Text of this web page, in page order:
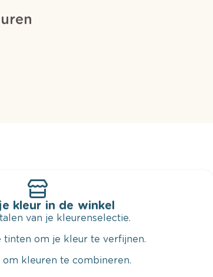
kleur in de winkel
van je kleurenselectie.
tinten om je kleur te verfijnen.
kleuren te combineren.